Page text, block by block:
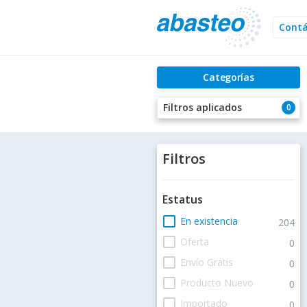
Categorías
0
Filtros aplicados
Filtros
Estatus
check_box_outline_blank En existencia 204
check_box_outline_blank Oferta 0
check_box_outline_blank Envío Gratis 0
check_box_outline_blank Producto Nuevo 0
check_box_outline_blank Importado